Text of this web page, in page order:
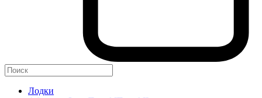
Лодки